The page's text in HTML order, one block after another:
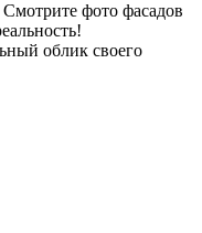
фото фасадов
облик своего